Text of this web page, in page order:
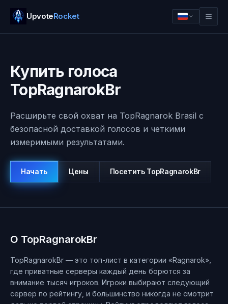
UpvoteRocket
Войти Начать
Купить голоса
TopRagnarokBr
Расширьте свой охват на TopRagnarok Brasil с
безопасной доставкой голосов и четкими
измеримыми результатами.
Начать Цены Посетить TopRagnarokBr
О TopRagnarokBr
TopRagnarokBr — это топ-лист в категории «Ragnarok»,
где приватные серверы каждый день борются за
внимание тысяч игроков. Игроки выбирают следующий
сервер по рейтингу, и большинство никогда не смотрит